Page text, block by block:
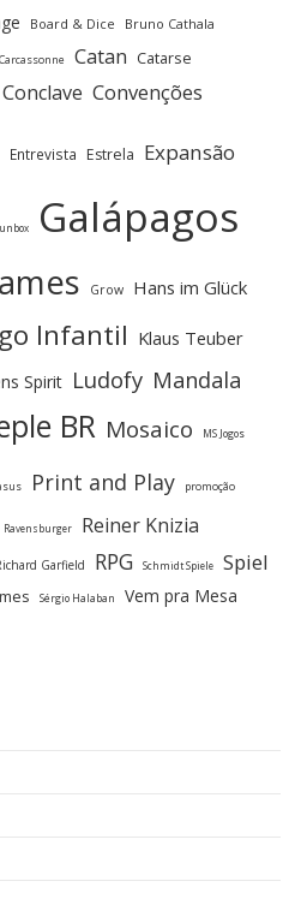
Board & Dice
Bruno Cathala
Carcassonne Catan Catarse
Conclave Convenções
Entrevista Estrela Expansão
Galápagos
Grow Hans im Glück
Infantil Klaus Teuber
Spirit Ludofy Mandala
BR Mosaico MS Jogos
Print and Play promoção
Ravensburger Reiner Knizia
Garfield RPG Schmidt Spiele Spiel
Sérgio Halaban Vem pra Mesa